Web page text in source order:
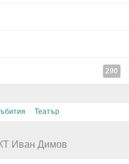
290
· Театър
Иван Димов